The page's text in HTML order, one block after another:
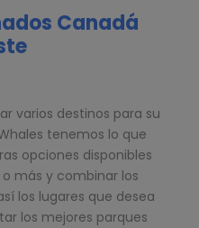
Canadá
varios destinos para su
tenemos lo que
opciones disponibles
más y combinar los
los lugares que desea
los mejores parques